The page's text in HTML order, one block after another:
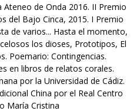
de Onda 2016. II Premio
del Bajo Cinca, 2015. I Premio
de varios... Hasta el momento,
los dioses, Prototipos, El
Poemario: Contingencias.
en libros de relatos corales.
por la Universidad de Cádiz.
China por el Real Centro
María Cristina